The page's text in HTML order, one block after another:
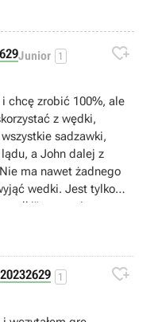
Junior 1 
i chcę zrobić 100%, ale
z wędki,
sadzawki,
lądu, a John dalej z
ma nawet żadnego
wedki. Jest tylko
proszę i pomoc.
1 